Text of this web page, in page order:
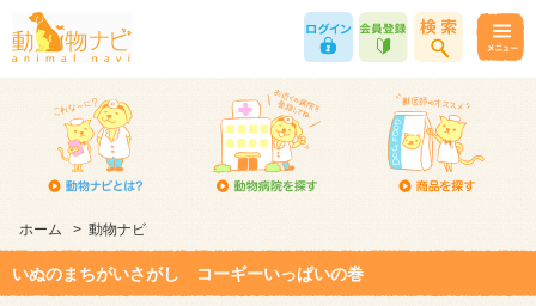
ホーム > 動物ナビ
いぬのまちがいさがし コーギーいっぱいの巻